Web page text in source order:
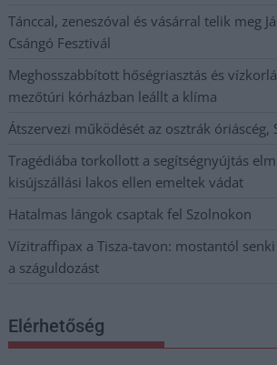
Tánccal, zeneszóval és vásárral telik meg
Csángó Fesztivál
Meghosszabbított hőségriasztás és
mezőtúri kórházban leállt a klíma
Átszervezi működését az osztrák
Tragédiába torkollott a segítségnyújtás
kisújszállási lakos ellen emeltek vádat
Hatalmas lángok csaptak fel Szolnokon
Vízitraffipax a Tisza-tavon: mostantól
a száguldozást
Elérhetőség